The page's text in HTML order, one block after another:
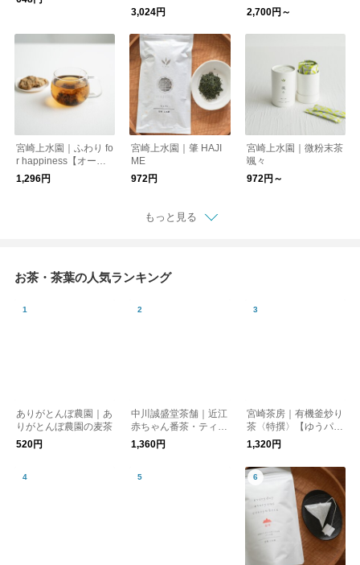
カメガシワ葉
3,024円
2,700円～
宮崎上水園｜ふわり fo
r happiness【オーガ
ニックハーブティー】
1,296円
宮崎上水園｜肇 HAJI
ME
972円
宮崎上水園｜微粉末茶
颯々
972円～
もっと見る
お茶・茶葉の人気ランキング
ありがとんぼ農園｜あ
りがとんぼ農園の麦茶
520円
中川誠盛堂茶舗｜近江
赤ちゃん番茶・ティー
バッグ
1,360円
宮崎茶房｜有機釜炒り
茶〈特撰〉【ゆうパケ
ット対応】
1,320円